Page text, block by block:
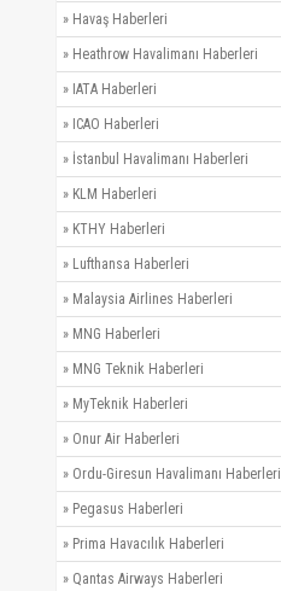
» Havaş Haberleri
» Heathrow Havalimanı Haberleri
» IATA Haberleri
» ICAO Haberleri
» İstanbul Havalimanı Haberleri
» KLM Haberleri
» KTHY Haberleri
» Lufthansa Haberleri
» Malaysia Airlines Haberleri
» MNG Haberleri
» MNG Teknik Haberleri
» MyTeknik Haberleri
» Onur Air Haberleri
» Ordu-Giresun Havalimanı Haberleri
» Pegasus Haberleri
» Prima Havacılık Haberleri
» Qantas Airways Haberleri